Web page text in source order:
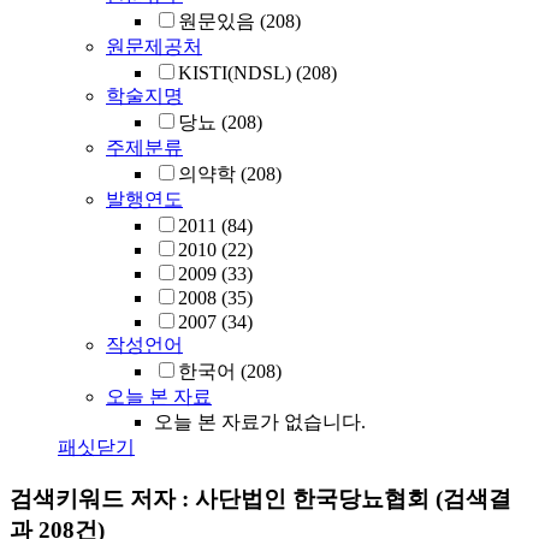
원문있음 (208)
원문제공처
KISTI(NDSL) (208)
학술지명
당뇨 (208)
주제분류
의약학 (208)
발행연도
2011 (84)
2010 (22)
2009 (33)
2008 (35)
2007 (34)
작성언어
한국어 (208)
오늘 본 자료
오늘 본 자료가 없습니다.
패싯닫기
검색키워드 저자 : 사단법인 한국당뇨협회 (검색결
과 208건)